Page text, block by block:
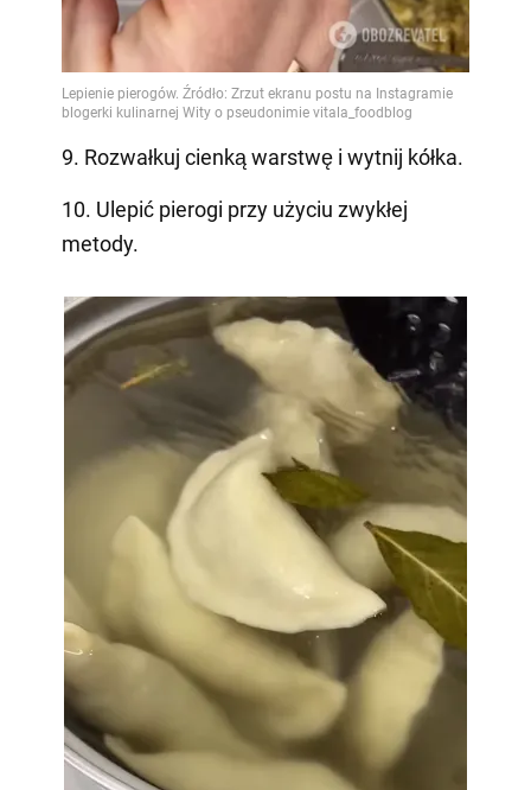
9. Rozwałkuj cienką warstwę i wytnij kółka.
10. Ulepić pierogi przy użyciu zwykłej
metody.